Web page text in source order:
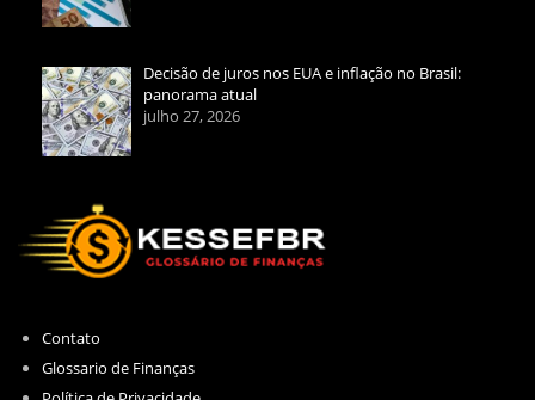
Decisão de juros nos EUA e inflação no Brasil:
panorama atual
julho 27, 2026
Contato
Glossario de Finanças